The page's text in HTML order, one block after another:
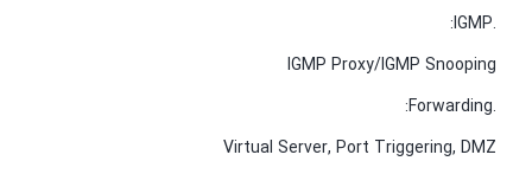
.IGMP:
IGMP Proxy/IGMP Snooping
.Forwarding:
Virtual Server, Port Triggering, DMZ